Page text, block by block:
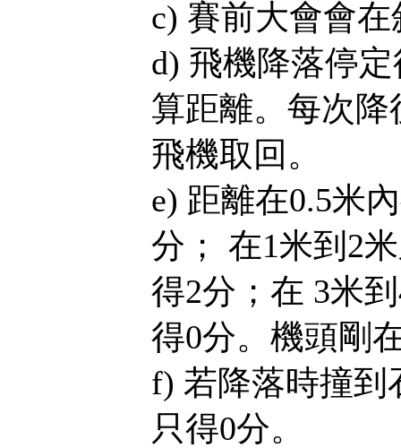
c) 賽前大會會
d) 飛機降落停
算距離。每次
飛機取回。
e) 距離在0.5米
分； 在1米到2
得2分；在 3米
得0分。機頭剛
f) 若降落時撞到
只得0分。